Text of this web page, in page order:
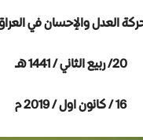
العدل والإحسان في
20/ ربيع الثاني / 1441 هـ
16 / كانون اول / 2019 م